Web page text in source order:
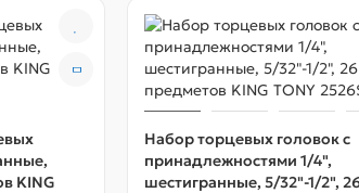
KING
Набор торцевых головок с
принадлежностями 1/4",
шестигранные, 5/32"-1/2",